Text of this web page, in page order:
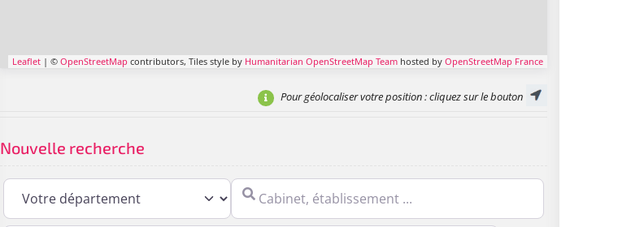
Leaflet | © OpenStreetMap contributors, Tiles style by Humanitarian OpenStreetMap Team hosted by OpenStreetMap France
Pour géolocaliser votre position: cliquez sur le bouton
Nouvelle recherche
Cabinet, établissement ...